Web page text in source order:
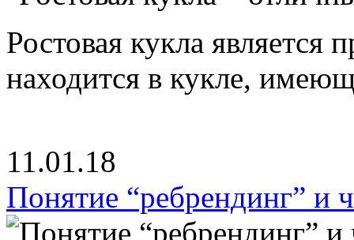
Ростовая кукла является
находится в кукле,
11.01.18
Понятие “ребрендинг” и